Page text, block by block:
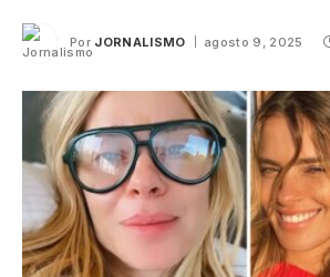
Por JORNALISMO agosto 9, 2025